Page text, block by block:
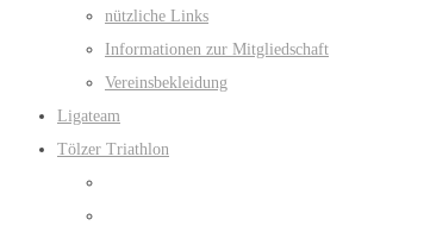
nützliche Links
Informationen zur Mitgliedschaft
Vereinsbekleidung
Ligateam
Tölzer Triathlon